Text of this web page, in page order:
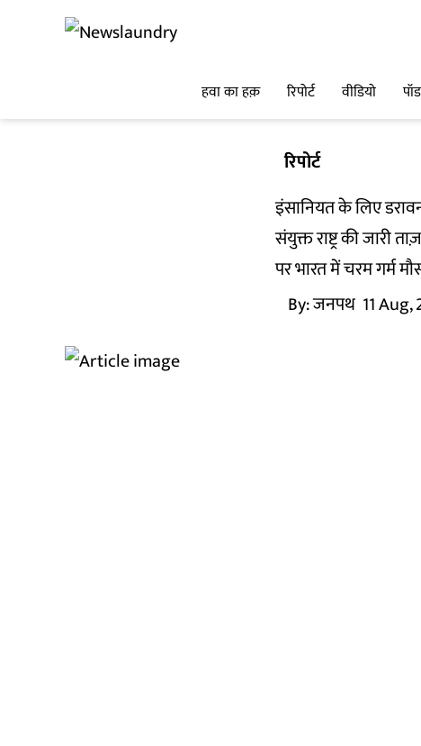
हवा का हक़ रिपोर्ट वीडियो
रिपोर्ट
इंसानियत के लिए
संयुक्त राष्ट्र की जारी
पर भारत में चरम गर्म
By:जनपथ 11 Aug,